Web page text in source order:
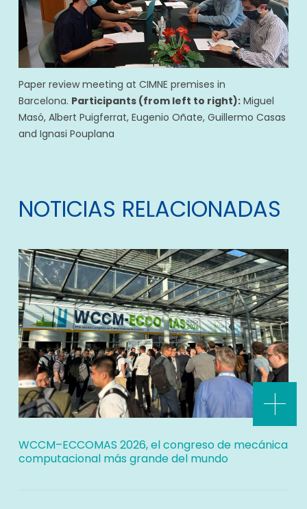
Paper review meeting at CIMNE premises in
Barcelona. Participants (from left to right):Miguel
Masó, Albert Puigferrat, Eugenio Oñate, Guillermo Casas
and Ignasi Pouplana
NOTICIAS RELACIONADAS
WCCM–ECCOMAS 2026, el congreso de mecánica
computacional más grande del mundo